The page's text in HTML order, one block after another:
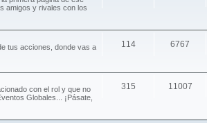
amigos y rivales con los
tus acciones, donde vas a
114 6767
con el rol y que no
Globales... ¡Pásate,
315 11007